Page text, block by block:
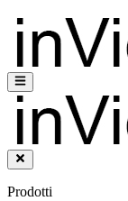
Prodotti